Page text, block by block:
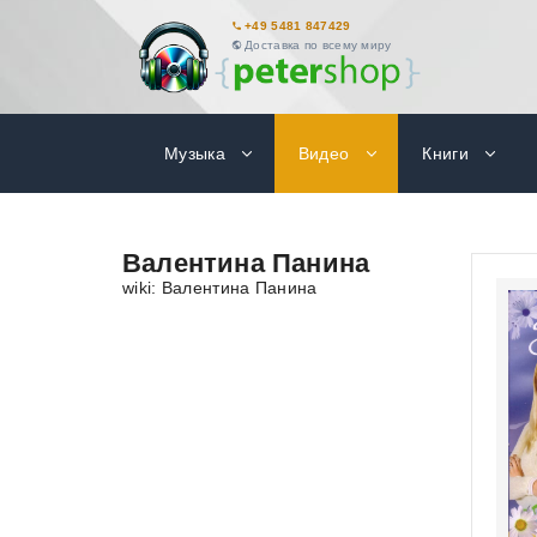
+49 5481 847429
Доставка по всему миру
Музыка Видео Книги
Валентина Панина
wiki: Валентина Панина